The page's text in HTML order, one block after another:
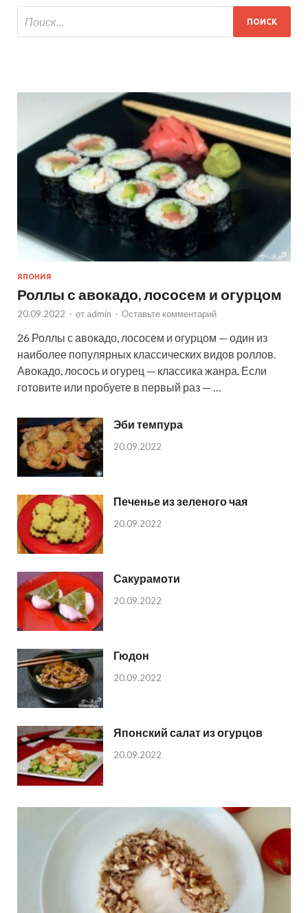
ЯПОНИЯ
Роллы с авокадо, лососем и огурцом
20.09.2022 - от admin - Оставьте комментарий
26 Роллы с авокадо, лососем и огурцом — один из
наиболее популярных классических видов роллов.
Авокадо, лосось и огурец — классика жанра. Если
готовите или пробуете в первый раз — …
Эби темпура
20.09.2022
Печенье из зеленого чая
20.09.2022
Сакурамоти
20.09.2022
Гюдон
20.09.2022
Японский салат из огурцов
20.09.2022